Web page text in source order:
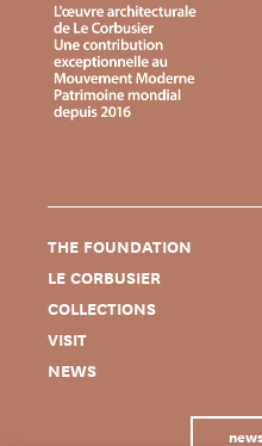
THE FOUNDATION
LE CORBUSIER
COLLECTIONS
VISIT
NEWS